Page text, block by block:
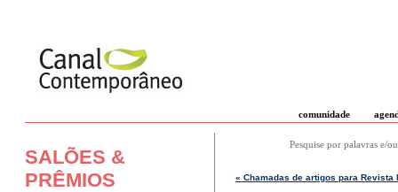
comunidade
SALÕES &
PRÊMIOS
Pesquise por palavras e/
« Chamadas de artigos para Revista